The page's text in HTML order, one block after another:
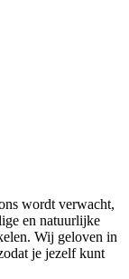
wordt verwacht,
en natuurlijke
Wij geloven in
je jezelf kunt